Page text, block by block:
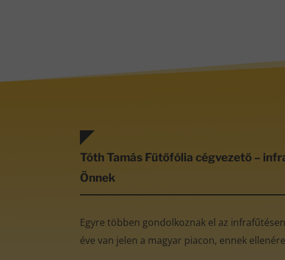
Tóth Tamás Fűtőfólia cégvezető –
Önnek
Egyre többen gondolkoznak el az
éve van jelen a magyar piacon, ennek